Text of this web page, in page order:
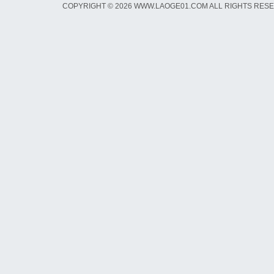
COPYRIGHT © 2026 WWW.LAOGE01.COM ALL RIGHTS